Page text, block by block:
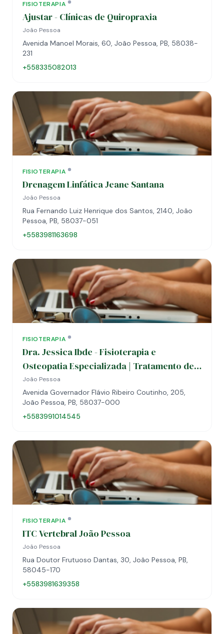
FISIOTERAPIA
Ajustar - Clínicas de Quiropraxia
João Pessoa
Avenida Manoel Morais, 60, João Pessoa, PB, 58038-
231
+558335082013
FISIOTERAPIA
Drenagem Linfática Jeane Santana
João Pessoa
Rua Fernando Luiz Henrique dos Santos, 2140, João
Pessoa, PB, 58037-051
+5583981163698
FISIOTERAPIA
Dra. Jessica Ibde - Fisioterapia e
Osteopatia Especializada | Tratamento de
assimetrias cranianas e desenvolvimento
em bebês
João Pessoa
Avenida Governador Flávio Ribeiro Coutinho, 205,
João Pessoa, PB, 58037-000
+5583991014545
FISIOTERAPIA
ITC Vertebral João Pessoa
João Pessoa
Rua Doutor Frutuoso Dantas, 30, João Pessoa, PB,
58045-170
+5583981639358